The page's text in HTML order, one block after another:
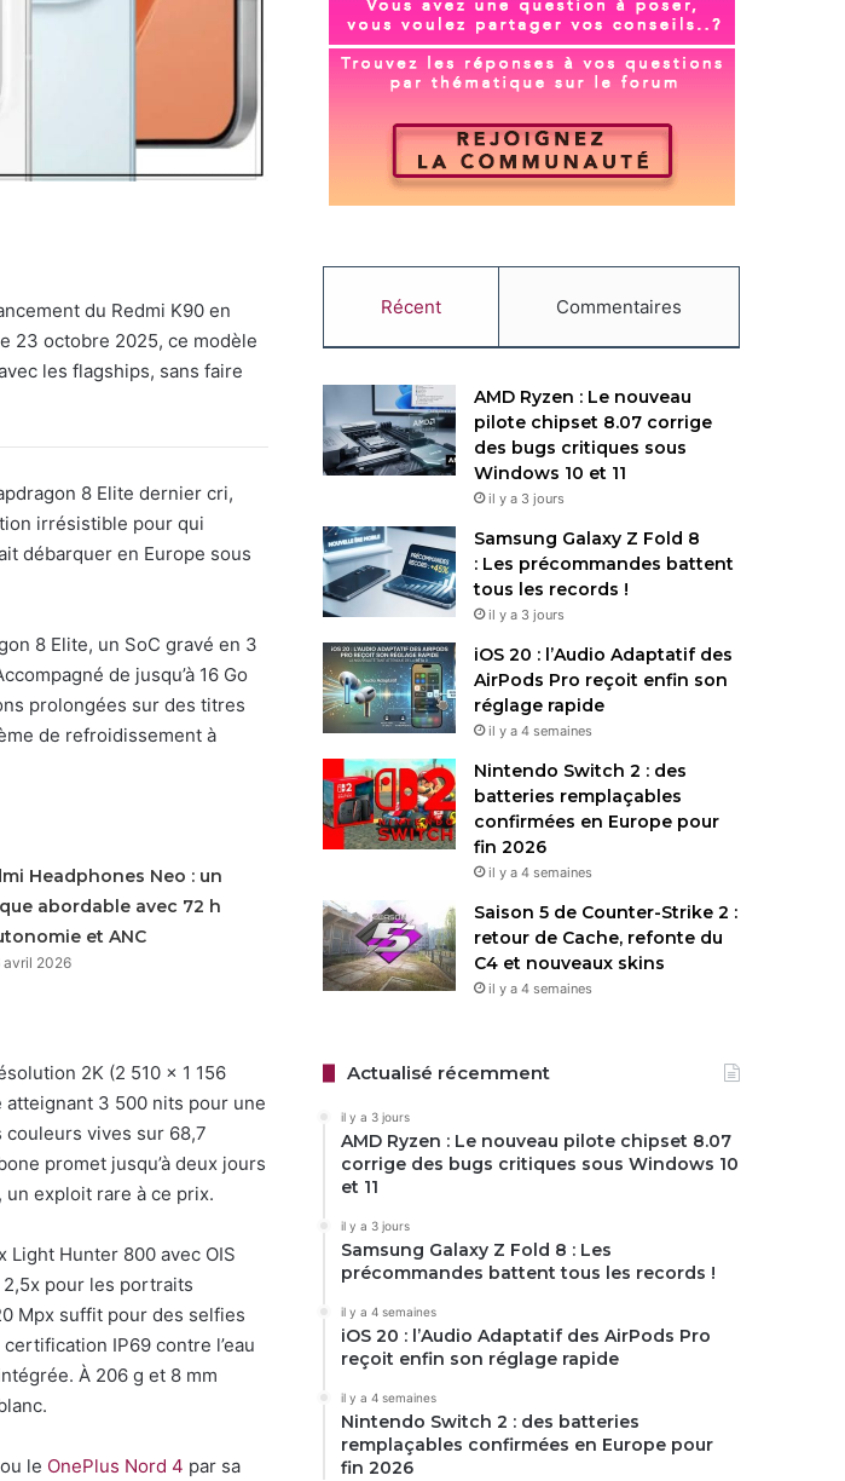
du Redmi K90 en
23 octobre 2025, ce modèle
les flagships, sans faire
8 Elite dernier cri,
irrésistible pour qui
débarquer en Europe sous
8 Elite, un SoC gravé en 3
de jusqu’à 16 Go
prolongées sur des titres
de refroidissement à
Headphones Neo : un
abordable avec 72 h
et ANC
avril 2026
2K (2 510 x 1 156
atteignant 3 500 nits pour une
vives sur 68,7
promet jusqu’à deux jours
exploit rare à ce prix.
Light Hunter 800 avec OIS
pour les portraits
Mpx suffit pour des selfies
IP69 contre l’eau
À 206 g et 8 mm
ou le OnePlus Nord 4 par sa
Récent Commentaires
AMD Ryzen : Le nouveau
pilote chipset 8.07 corrige
des bugs critiques sous
Windows 10 et 11
il y a 3 jours
Samsung Galaxy Z Fold 8
: Les précommandes battent
tous les records !
il y a 3 jours
iOS 20 : l’Audio Adaptatif des
AirPods Pro reçoit enfin son
réglage rapide
il y a 4 semaines
Nintendo Switch 2 : des
batteries remplaçables
confirmées en Europe pour
fin 2026
il y a 4 semaines
Saison 5 de Counter-Strike 2 :
retour de Cache, refonte du
C4 et nouveaux skins
il y a 4 semaines
Actualisé récemment
il y a 3 jours
AMD Ryzen : Le nouveau pilote chipset 8.07
corrige des bugs critiques sous Windows 10
et 11
il y a 3 jours
Samsung Galaxy Z Fold 8 : Les
précommandes battent tous les records !
il y a 4 semaines
iOS 20 : l’Audio Adaptatif des AirPods Pro
reçoit enfin son réglage rapide
il y a 4 semaines
Nintendo Switch 2 : des batteries
remplaçables confirmées en Europe pour
fin 2026